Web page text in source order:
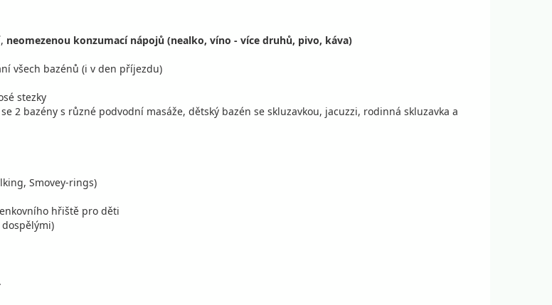
9 150 Kč
cena za 5 dní (4 noci)
objednej
neomezenou konzumací nápojů (nealko, víno - více druhů, pivo, káva)
všech bazénů (i v den příjezdu)
stezky
2 bazény s různé podvodní masáže, dětský bazén se skluzavkou, jacuzzi, rodinná skluzavka a
Smovey-rings)
hřiště pro děti